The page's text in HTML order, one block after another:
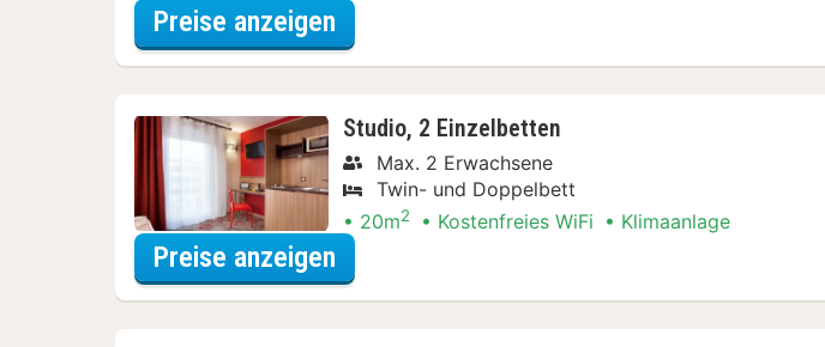
Preise anzeigen
Studio, 2 Einzelbetten
Max. 2 Erwachsene
Twin- und Doppelbett
20m2 Kostenfreies WiFi Klimaanlage
Preise anzeigen